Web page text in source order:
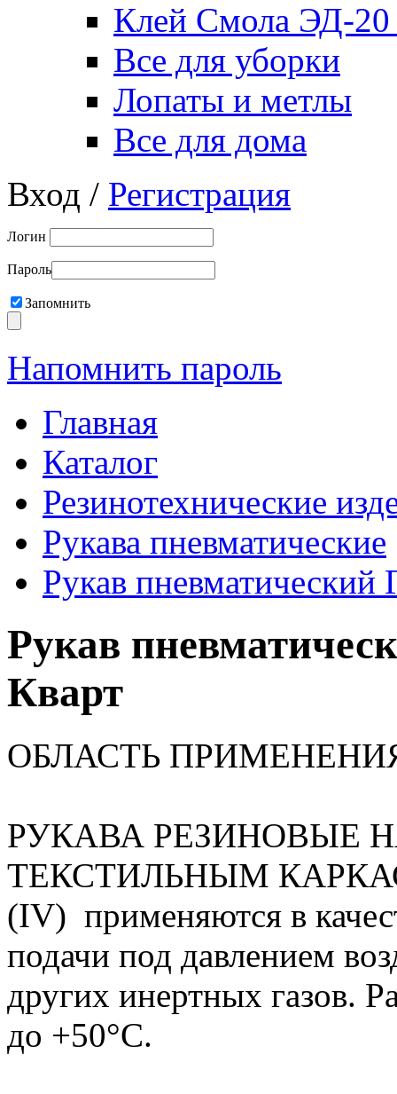
Клей Смола ЭД-20
Все для уборки
Лопаты и метлы
Все для дома
Вход / Регистрация
Логин
Пароль
Запомнить
Напомнить пароль
Главная
Каталог
Резинотехнические
Рукава пневматические
Рукав
Рукав
Кварт
ОБЛАСТЬ
РУКАВА РЕЗИНОВЫЕ
ТЕКСТИЛЬНЫМ
(IV) применяются в
подачи под давлением
других инертных газов.
до +50°С.